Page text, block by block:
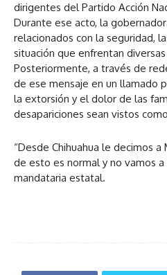
dirigentes del Partido Acción
Durante ese acto, la
relacionados con la seguridad,
situación que enfrentan
Posteriormente, a través de
de ese mensaje en un llamado
la extorsión y el dolor de las
desapariciones sean vistos
“Desde Chihuahua le decimos
de esto es normal y no vamos a
mandataria estatal.